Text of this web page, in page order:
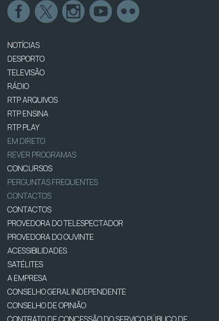
NOTÍCIAS
DESPORTO
TELEVISÃO
RÁDIO
RTP ARQUIVOS
RTP ENSINA
RTP PLAY
EM DIRETO
REVER PROGRAMAS
CONCURSOS
PERGUNTAS FREQUENTES
CONTACTOS
CONTACTOS
PROVEDORA DO TELESPECTADOR
PROVEDORA DO OUVINTE
ACESSIBILIDADES
SATÉLITES
A EMPRESA
CONSELHO GERAL INDEPENDENTE
CONSELHO DE OPINIÃO